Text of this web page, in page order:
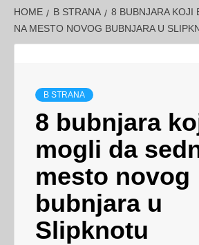
HOME B STRANA
8 BUBNJARA KOJI
NA MESTO NOVOG BUBNJARA U
B STRANA
8 bubnjara
mogli da
mesto novog
bubnjara u
Slipknotu